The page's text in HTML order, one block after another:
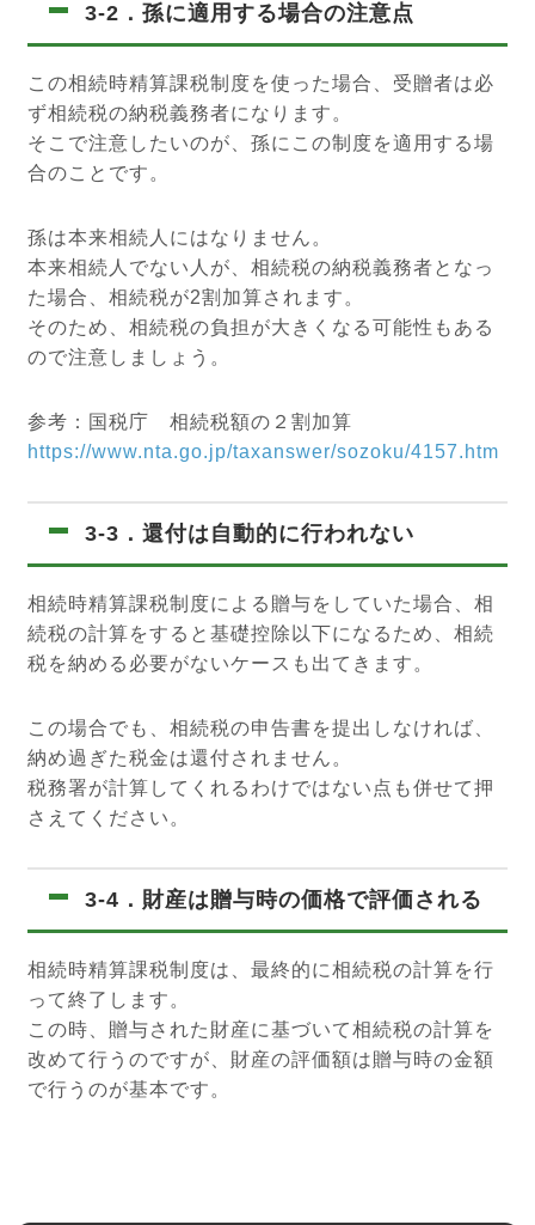
3-2．孫に適用する場合の注意点
この相続時精算課税制度を使った場合、受贈者は必
ず相続税の納税義務者になります。
そこで注意したいのが、孫にこの制度を適用する場
合のことです。
孫は本来相続人にはなりません。
本来相続人でない人が、相続税の納税義務者となっ
た場合、相続税が2割加算されます。
そのため、相続税の負担が大きくなる可能性もある
ので注意しましょう。
参考：国税庁 相続税額の２割加算
https://www.nta.go.jp/taxanswer/sozoku/4157.htm
3-3．還付は自動的に行われない
相続時精算課税制度による贈与をしていた場合、相
続税の計算をすると基礎控除以下になるため、相続
税を納める必要がないケースも出てきます。
この場合でも、相続税の申告書を提出しなければ、
納め過ぎた税金は還付されません。
税務署が計算してくれるわけではない点も併せて押
さえてください。
3-4．財産は贈与時の価格で評価される
相続時精算課税制度は、最終的に相続税の計算を行
って終了します。
この時、贈与された財産に基づいて相続税の計算を
改めて行うのですが、財産の評価額は贈与時の金額
で行うのが基本です。